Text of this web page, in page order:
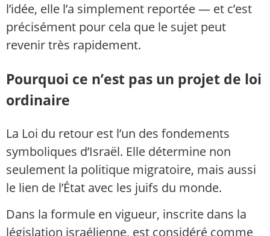
l’idée, elle l’a simplement reportée — et c’est
précisément pour cela que le sujet peut
revenir très rapidement.
Pourquoi ce n’est pas un projet de loi
ordinaire
La Loi du retour est l’un des fondements
symboliques d’Israël. Elle détermine non
seulement la politique migratoire, mais aussi
le lien de l’État avec les juifs du monde.
Dans la formule en vigueur, inscrite dans la
législation israélienne, est considéré comme